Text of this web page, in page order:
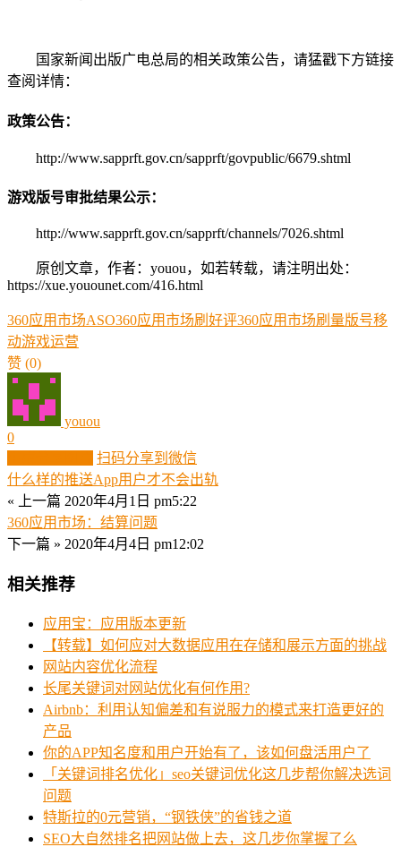
国家新闻出版广电总局的相关政策公告，请猛戳下方链接
查阅详情：
政策公告：
http://www.sapprft.gov.cn/sapprft/govpublic/6679.shtml
游戏版号审批结果公示：
http://www.sapprft.gov.cn/sapprft/channels/7026.shtml
原创文章，作者：youou，如若转载，请注明出处：
https://xue.youounet.com/416.html
360应用市场ASO360应用市场刷好评360应用市场刷量版号移
动游戏运营
赞 (0)
youou
0
扫码分享到微信
什么样的推送App用户才不会出轨
« 上一篇 2020年4月1日 pm5:22
360应用市场：结算问题
下一篇 » 2020年4月4日 pm12:02
相关推荐
应用宝：应用版本更新
【转载】如何应对大数据应用在存储和展示方面的挑战
网站内容优化流程
长尾关键词对网站优化有何作用?
Airbnb：利用认知偏差和有说服力的模式来打造更好的
产品
你的APP知名度和用户开始有了，该如何盘活用户了
「关键词排名优化」seo关键词优化这几步帮你解决选词
问题
特斯拉的0元营销，“钢铁侠”的省钱之道
SEO大自然排名把网站做上去，这几步你掌握了么